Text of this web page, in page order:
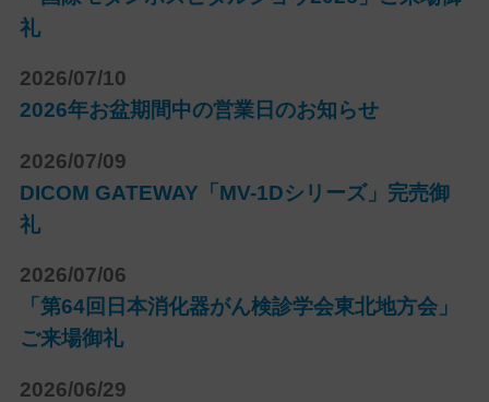
礼
2026/07/10
2026年お盆期間中の営業日のお知らせ
2026/07/09
DICOM GATEWAY「MV-1Dシリーズ」完売御
礼
2026/07/06
「第64回日本消化器がん検診学会東北地方会」
ご来場御礼
2026/06/29